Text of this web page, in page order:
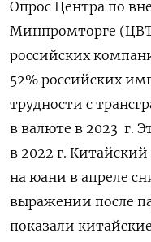
Опрос Центра по
Минпромторге
российских
52% российских
трудности с
в валюте в 2023 г.
в 2022 г. Китайский
на юани в апреле
выражении после
показали